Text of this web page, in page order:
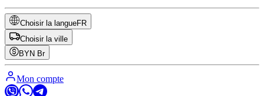
Choisir la langueFR
Choisir la ville
BYN Br
Mon compte